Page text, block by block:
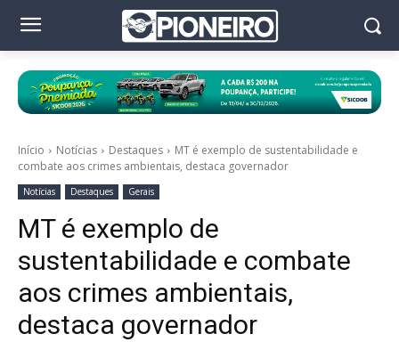
Início Notícias Destaques
MT é exemplo de sustentabilidade e
combate aos crimes ambientais, destaca governador
Notícias Destaques Gerais
MT é exemplo de
sustentabilidade e combate
aos crimes ambientais,
destaca governador